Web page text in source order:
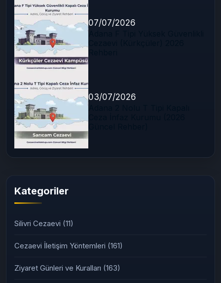
07/07/2026
03/07/2026
Kategoriler
Silivri Cezaevi (11)
Cezaevi İletişim Yöntemleri (161)
Ziyaret Günleri ve Kuralları (163)